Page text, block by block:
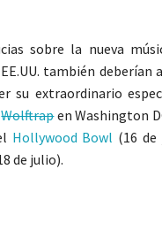
sobre la nueva
también
su extraordinario
Wolftrapen Washington
Hollywood Bowl (16
de julio).